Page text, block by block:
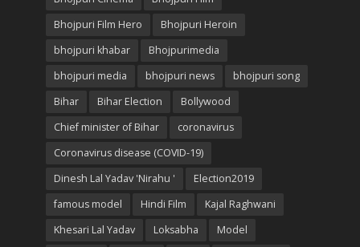
Bhojpuri Film Hero
Bhojpuri Heroin
bhojpuri khabar
Bhojpurimedia
bhojpuri media
bhojpuri news
bhojpuri song
Bihar
Bihar Election
Bollywood
Chief minister of Bihar
coronavirus
Coronavirus disease (COVID-19)
Dinesh Lal Yadav 'Nirahu '
Election2019
famous model
Hindi Film
Kajal Raghwani
Khesari Lal Yadav
Loksabha
Model